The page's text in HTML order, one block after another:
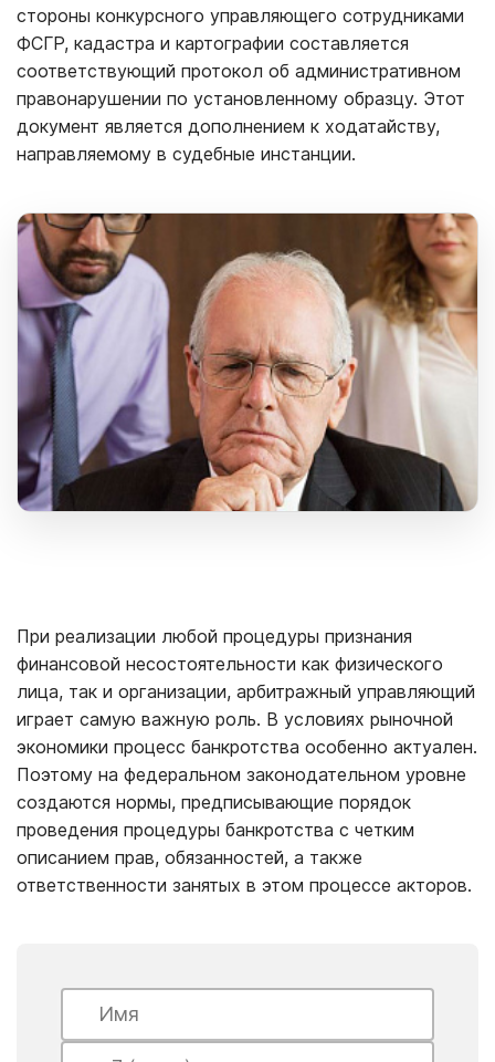
стороны конкурсного управляющего сотрудниками
ФСГР, кадастра и картографии составляется
соответствующий протокол об административном
правонарушении по установленному образцу. Этот
документ является дополнением к ходатайству,
направляемому в судебные инстанции.
При реализации любой процедуры признания
финансовой несостоятельности как физического
лица, так и организации, арбитражный управляющий
играет самую важную роль. В условиях рыночной
экономики процесс банкротства особенно актуален.
Поэтому на федеральном законодательном уровне
создаются нормы, предписывающие порядок
проведения процедуры банкротства с четким
описанием прав, обязанностей, а также
ответственности занятых в этом процессе акторов.